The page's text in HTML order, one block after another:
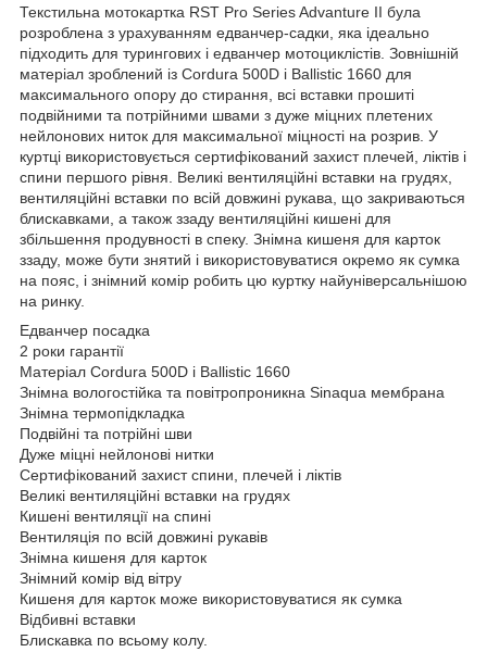
Текстильна мотокартка RST Pro Series Advanture II була
розроблена з урахуванням едванчер-садки, яка ідеально
підходить для турингових і едванчер мотоциклістів. Зовнішній
матеріал зроблений із Cordura 500D і Ballistic 1660 для
максимального опору до стирання, всі вставки прошиті
подвійними та потрійними швами з дуже міцних плетених
нейлонових ниток для максимальної міцності на розрив. У
куртці використовується сертифікований захист плечей, ліктів і
спини першого рівня. Великі вентиляційні вставки на грудях,
вентиляційні вставки по всій довжині рукава, що закриваються
блискавками, а також ззаду вентиляційні кишені для
збільшення продувності в спеку. Знімна кишеня для карток
ззаду, може бути знятий і використовуватися окремо як сумка
на пояс, і знімний комір робить цю куртку найуніверсальнішою
на ринку.
Едванчер посадка
2 роки гарантії
Матеріал Cordura 500D і Ballistic 1660
Знімна вологостійка та повітропроникна Sinaqua мембрана
Знімна термопідкладка
Подвійні та потрійні шви
Дуже міцні нейлонові нитки
Сертифікований захист спини, плечей і ліктів
Великі вентиляційні вставки на грудях
Кишені вентиляції на спині
Вентиляція по всій довжині рукавів
Знімна кишеня для карток
Знімний комір від вітру
Кишеня для карток може використовуватися як сумка
Відбивні вставки
Блискавка по всьому колу.